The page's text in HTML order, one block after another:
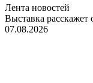
Лента новостей
Выставка расскажет
07.08.2026